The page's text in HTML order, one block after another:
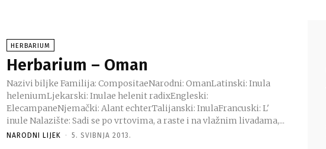
HERBARIUM
Herbarium – Oman
Nazivi biljke Familija: CompositaeNarodni: OmanLatinski: Inula
heleniumLjekarski: Inulae helenit radixEngleski:
ElecampaneNjemački: Alant echterTalijanski: InulaFrancuski: L'
inule Nalazište: Sadi se po vrtovima, a raste i na vlažnim livadama,...
NARODNI LIJEK - 5. SVIBNJA 2013.